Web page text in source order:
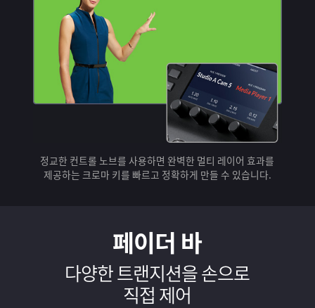
정교한 컨트롤 노브를 사용하면 완벽한 멀티 레이어 효과를
제공하는 크로마 키를 빠르고 정확하게 만들 수 있습니다.
페이더 바
다양한 트랜지션을 손으로
직접 제어